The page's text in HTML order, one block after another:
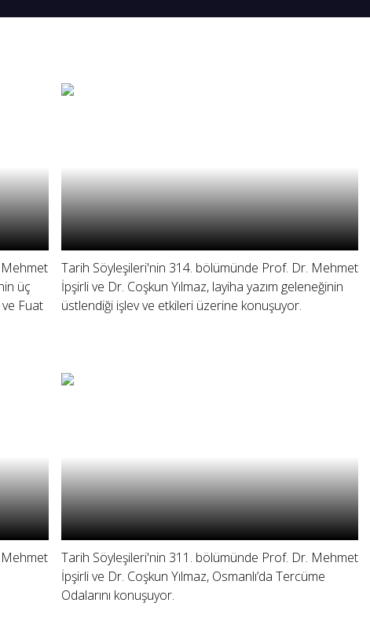
üç
Fuat
Tarih Söyleşileri'nin 314. bölümünde Prof. Dr. Mehmet
İpşirli ve Dr. Coşkun Yılmaz, layiha yazım geleneğinin
üstlendiği işlev ve etkileri üzerine konuşuyor.
Tarih Söyleşileri'nin 311. bölümünde Prof. Dr. Mehmet
İpşirli ve Dr. Coşkun Yılmaz, Osmanlı’da Tercüme
Odalarını konuşuyor.